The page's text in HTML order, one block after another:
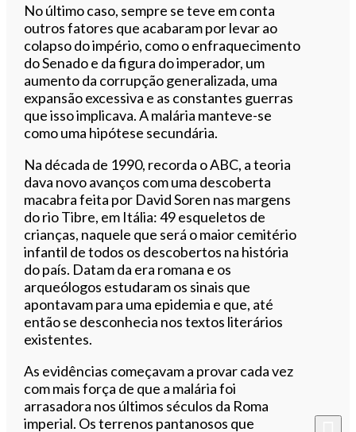
No último caso, sempre se teve em conta
outros fatores que acabaram por levar ao
colapso do império, como o enfraquecimento
do Senado e da figura do imperador, um
aumento da corrupção generalizada, uma
expansão excessiva e as constantes guerras
que isso implicava. A malária manteve-se
como uma hipótese secundária.
Na década de 1990, recorda o ABC, a teoria
dava novo avanços com uma descoberta
macabra feita por David Soren nas margens
do rio Tibre, em Itália: 49 esqueletos de
crianças, naquele que será o maior cemitério
infantil de todos os descobertos na história
do país. Datam da era romana e os
arqueólogos estudaram os sinais que
apontavam para uma epidemia e que, até
então se desconhecia nos textos literários
existentes.
As evidências começavam a provar cada vez
com mais força de que a malária foi
arrasadora nos últimos séculos da Roma
imperial. Os terrenos pantanosos que